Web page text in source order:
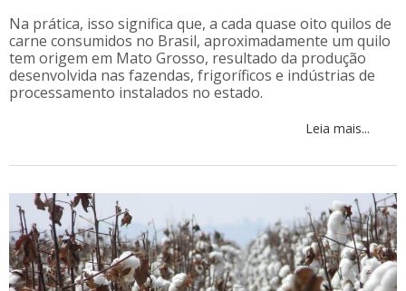
Na prática, isso significa que, a cada quase oito quilos de
carne consumidos no Brasil, aproximadamente um quilo
tem origem em Mato Grosso, resultado da produção
desenvolvida nas fazendas, frigoríficos e indústrias de
processamento instalados no estado.
Leia mais...